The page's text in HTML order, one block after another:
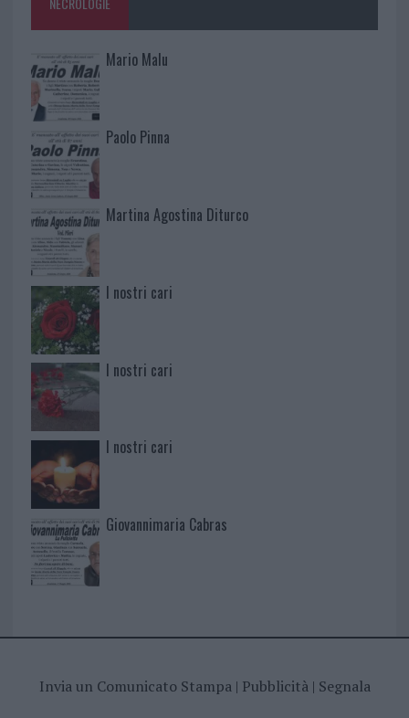
Mario Malu
Paolo Pinna
Martina Agostina Diturco
I nostri cari
I nostri cari
I nostri cari
Giovannimaria Cabras
Invia un Comunicato Stampa| Pubblicità| Segnala